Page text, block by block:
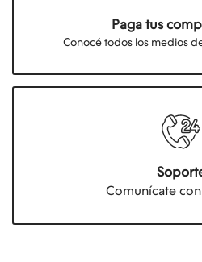
Paga tus
Conocé todos los medios
Comunícate